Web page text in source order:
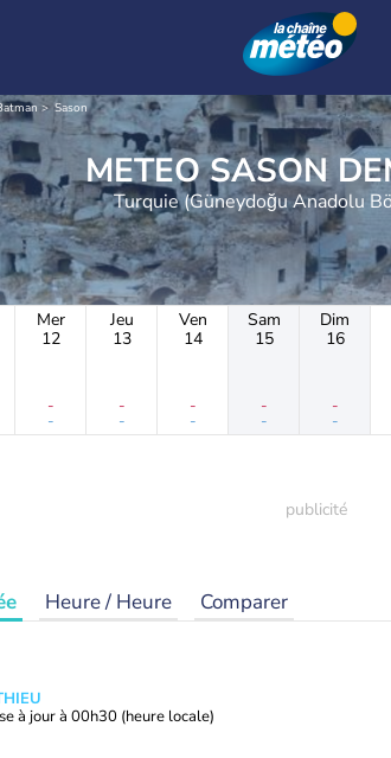
Sason
METEO SASON
Turquie (Güneydoğu Anadolu
Mer
12
-
-
Jeu
13
-
-
Ven
14
-
-
Sam
15
-
-
Dim
16
-
-
Heure / Heure Comparer
à jour à 00h30 (heure locale)